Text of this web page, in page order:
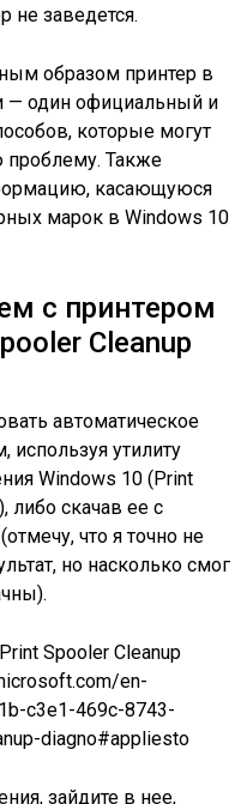
не заведется.
образом принтер в
— один официальный и
которые могут
проблему. Также
касающуюся
марок в Windows 10
с принтером
Cleanup
автоматическое
утилиту
Windows 10 (Print
либо скачав ее с
что я точно не
но насколько смог
Spooler Cleanup
en-
c3e1-469c-8743-
diagno#appliesto
зайдите в нее,